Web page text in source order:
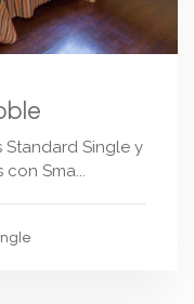
Single y
Sma...